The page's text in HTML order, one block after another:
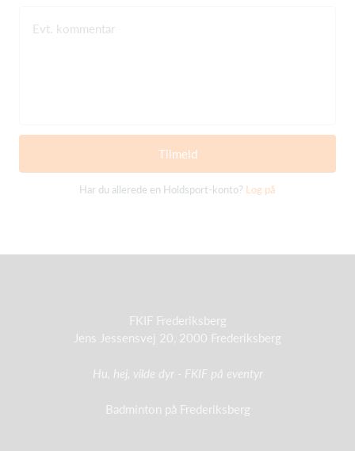
Evt. kommentar
Tilmeld
Har du allerede en Holdsport-konto? Log på
FKIF Frederiksberg
Jens Jessensvej 20, 2000 Frederiksberg
Hu, hej, vilde dyr - FKIF på eventyr
Badminton på Frederiksberg